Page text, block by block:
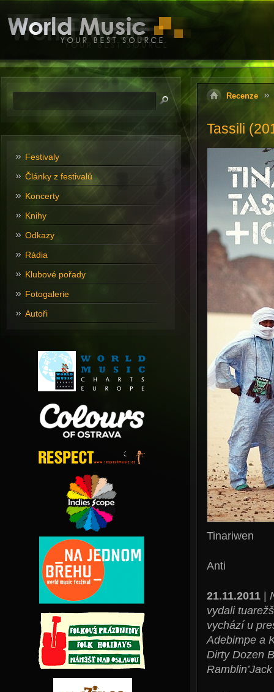
Recenze
Tassili
Tinariwen
Anti
21.11.2011|
vydali
vychází u
Adebimpe a
Dirty Dozen
Festivaly
Články z festivalů
Koncerty
Knihy
Odkazy
Rádia
Klubové pořady
Fotogalerie
Autoři